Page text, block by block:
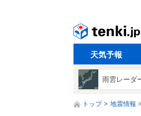
天気予報
雨雲レーダ
トップ 地震情報